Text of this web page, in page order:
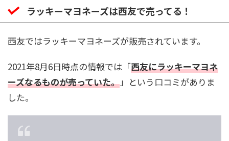
ラッキーマヨネーズは西友で売ってる！
西友ではラッキーマヨネーズが販売されています。
2021年8月6日時点の情報では「西友にラッキーマヨネ
ーズなるものが売っていた。」という口コミがありま
した。